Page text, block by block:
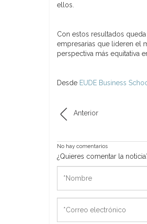
ellos.
Con estos resultados
empresarias que lideren el
perspectiva más equitativa
Desde EUDE Business
Anterior
No hay comentarios
¿Quieres comentar la
electrónico